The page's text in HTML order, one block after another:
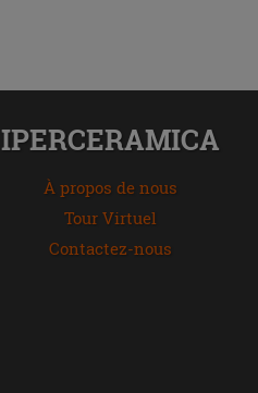
IPERCERAMICA
À propos de nous
Tour Virtuel
Contactez-nous